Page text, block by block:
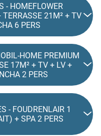
- HOMEFLOWER
21M² + TV
6 PERS
HOME PREMIUM
17M² + TV + LV +
2 PERS
- FOUDRENLAIR 1
+ SPA 2 PERS